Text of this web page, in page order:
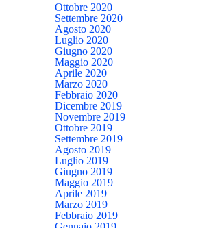
Ottobre 2020
Settembre 2020
Agosto 2020
Luglio 2020
Giugno 2020
Maggio 2020
Aprile 2020
Marzo 2020
Febbraio 2020
Dicembre 2019
Novembre 2019
Ottobre 2019
Settembre 2019
Agosto 2019
Luglio 2019
Giugno 2019
Maggio 2019
Aprile 2019
Marzo 2019
Febbraio 2019